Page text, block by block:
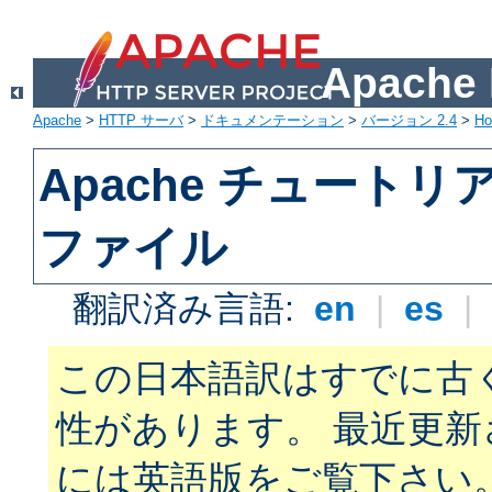
Apache
Apache > HTTP サーバ> ドキュメンテーション > バージョン 2.4 >
Apache チュートリ
ファイル
翻訳済み言語: en | es |
この日本語訳はすでに古
性があります。 最近更
には英語版をご覧下さい